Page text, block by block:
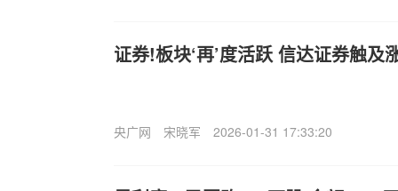
证券!板块‘再’度活跃 信达证券触及
央广网 宋晓军 2026-01-31 17:33:20